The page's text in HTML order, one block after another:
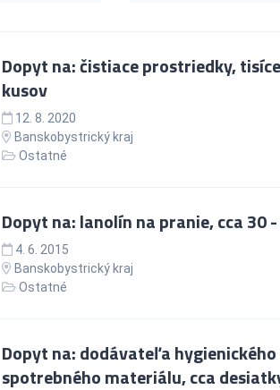
Dopyt na: čistiace prostriedky, tisíce
kusov
12. 8. 2020
Banskobystrický kraj
Ostatné
Dopyt na: lanolín na pranie, cca 30
4. 6. 2015
Banskobystrický kraj
Ostatné
Dopyt na: dodávateľa
spotrebného materiálu, cca